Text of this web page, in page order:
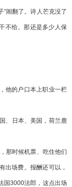
闹翻了。诗人芒克没了
不给。那还是多少人保
他的户口本上职业一栏
、日本、美国，荷兰鹿
时候机票、吃住他们
出场费。报酬还可以，
国3000法郎，这点出场